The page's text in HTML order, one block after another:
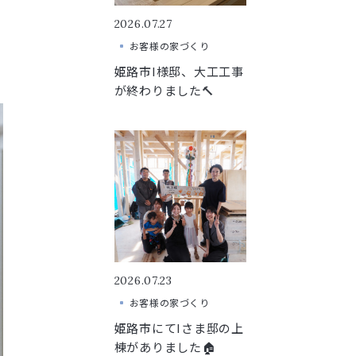
2026.07.27
お客様の家づくり
姫路市I様邸、大工工事
が終わりました🔨
2026.07.23
お客様の家づくり
姫路市にてIさま邸の上
棟がありました🏠